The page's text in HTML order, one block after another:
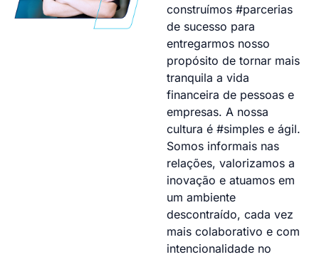
construímos #parcerias
de sucesso para
entregarmos nosso
propósito de tornar mais
tranquila a vida
financeira de pessoas e
empresas. A nossa
cultura é #simples e ágil.
Somos informais nas
relações, valorizamos a
inovação e atuamos em
um ambiente
descontraído, cada vez
mais colaborativo e com
intencionalidade no